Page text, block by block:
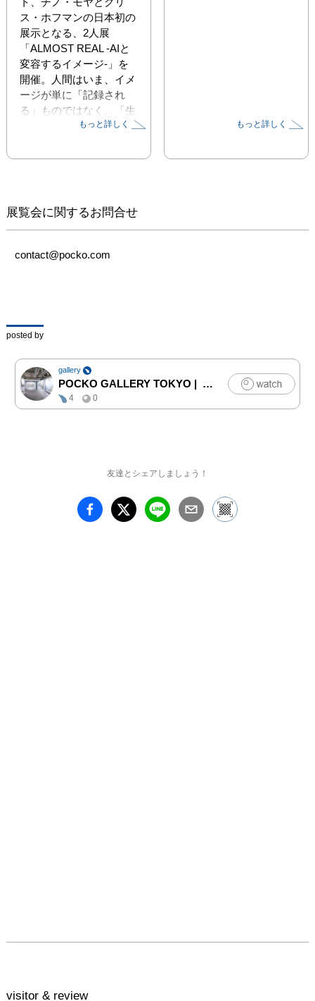
ス・ホフマンの⽇本初の
展示となる、2人展
「ALMOST REAL -AIと
変容するイメージ-」を
開催。人間はいま、イメ
ージが単に「記録され
る」ものではなく、「生
成され、モデル化され、
ている。今展では、この
もっと詳しく もっと詳しく
展覧会に関するお問合せ
contact@pocko.com
posted by
gallery
POCKO GALLERY TOKYO |
アート
4
0
友達とシェアしましょう！
visitor & review